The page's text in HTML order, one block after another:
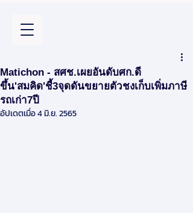
Matichon - สศช.เผยอันดับศก.ดี
ขึ้น'สมคิด'ชี้3จุดดันขยายตัวชงเก็บเพิ่มภาษี
รถเก่า7ปี
อัปเดตเมื่อ4 มิ.ย. 2565